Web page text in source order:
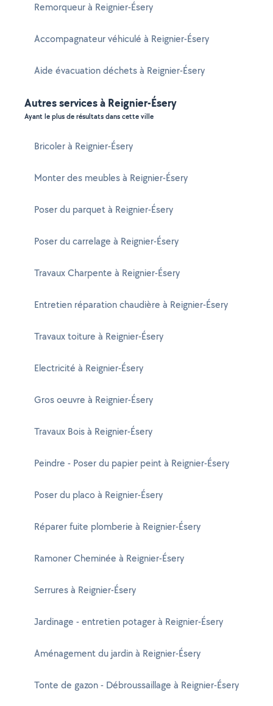
Remorqueur à Reignier-Ésery
Accompagnateur véhiculé à Reignier-Ésery
Aide évacuation déchets à Reignier-Ésery
Autres services à Reignier-Ésery
Ayant le plus de résultats dans cette ville
Bricoler à Reignier-Ésery
Monter des meubles à Reignier-Ésery
Poser du parquet à Reignier-Ésery
Poser du carrelage à Reignier-Ésery
Travaux Charpente à Reignier-Ésery
Entretien réparation chaudière à Reignier-Ésery
Travaux toiture à Reignier-Ésery
Electricité à Reignier-Ésery
Gros oeuvre à Reignier-Ésery
Travaux Bois à Reignier-Ésery
Peindre - Poser du papier peint à Reignier-Ésery
Poser du placo à Reignier-Ésery
Réparer fuite plomberie à Reignier-Ésery
Ramoner Cheminée à Reignier-Ésery
Serrures à Reignier-Ésery
Jardinage - entretien potager à Reignier-Ésery
Aménagement du jardin à Reignier-Ésery
Tonte de gazon - Débroussaillage à Reignier-Ésery